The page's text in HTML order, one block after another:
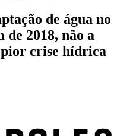
de água no
2018, não a
pior crise hídrica